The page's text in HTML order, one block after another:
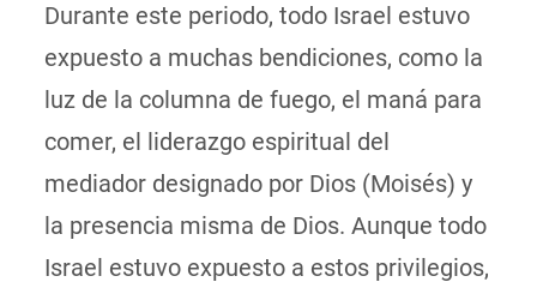
Durante este periodo, todo Israel estuvo
expuesto a muchas bendiciones, como la
luz de la columna de fuego, el maná para
comer, el liderazgo espiritual del
mediador designado por Dios (Moisés) y
la presencia misma de Dios. Aunque todo
Israel estuvo expuesto a estos privilegios,